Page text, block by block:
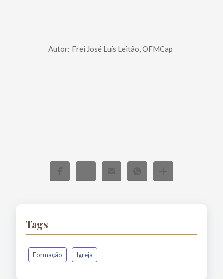
Autor: Frei José Luís Leitão, OFMCap
Tags
Formação Igreja